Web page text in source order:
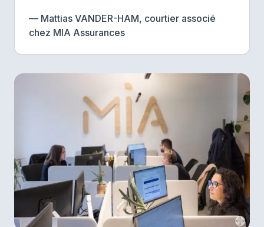
— Mattias VANDER-HAM, courtier associé
chez MIA Assurances